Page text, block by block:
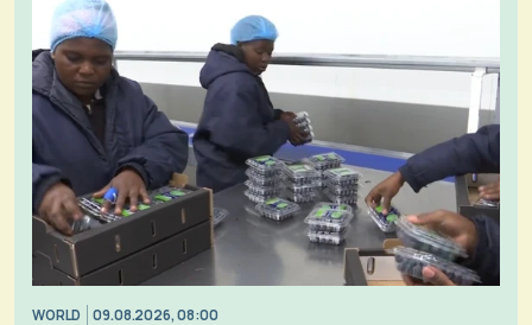
WORLD 09.08.2026, 08:00